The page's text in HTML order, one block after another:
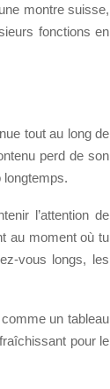
montre suisse,
fonctions en
tout au long de
perd de son
longtemps.
l’attention de
au moment où tu
vous longs, les
un tableau
pour le